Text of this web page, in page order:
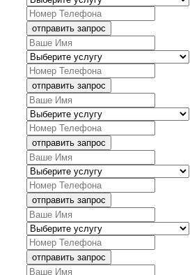
отправить запрос
отправить запрос
отправить запрос
отправить запрос
отправить запрос